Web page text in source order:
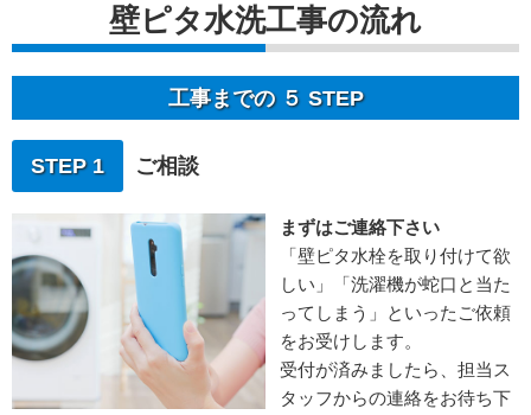
壁ピタ水洗工事の流れ
工事までの ５ STEP
STEP 1 ご相談
まずはご連絡下さい
「壁ピタ水栓を取り付けて欲
しい」「洗濯機が蛇口と当た
ってしまう」といったご依頼
をお受けします。
受付が済みましたら、担当ス
タッフからの連絡をお待ち下